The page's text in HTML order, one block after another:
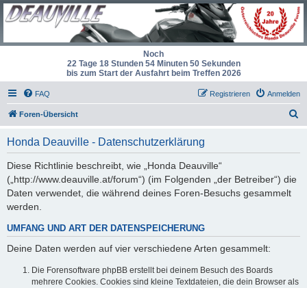
Noch
22 Tage 18 Stunden 54 Minuten 49 Sekunden
bis zum Start der Ausfahrt beim Treffen 2026
FAQ Anmelden
Registrieren
Foren-Übersicht
Honda Deauville - Datenschutzerklärung
Diese Richtlinie beschreibt, wie „Honda Deauville“
(„http://www.deauville.at/forum“) (im Folgenden „der Betreiber“) die
Daten verwendet, die während deines Foren-Besuchs gesammelt
werden.
UMFANG UND ART DER DATENSPEICHERUNG
Deine Daten werden auf vier verschiedene Arten gesammelt:
Die Forensoftware phpBB erstellt bei deinem Besuch des Boards
mehrere Cookies. Cookies sind kleine Textdateien, die dein Browser als